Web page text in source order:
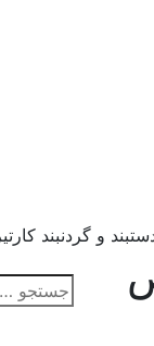
و گردنبند